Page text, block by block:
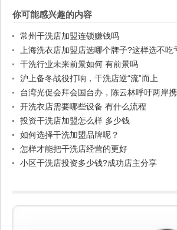
你可能感兴趣的内容
常州干洗店加盟连锁赚钱吗
上海洗衣店加盟店选哪个牌子?这样选不吃
干洗行业未来前景如何 有前景吗
沪上备冬战役打响，干洗店逆“流”而上
台湾光促会拜会国台办，陈云林呼吁两岸
裕，创造双赢
开洗衣店需要哪些设备 有什么流程
投资干洗店加盟怎么样 多少钱
如何选择干洗加盟品牌呢？
怎样才能把干洗店经营的更好
小区干洗店投资多少钱?成功店主分享